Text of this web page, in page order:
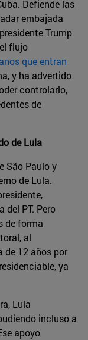
Defiende las
embajada
Trump
flujo
que entran
y ha advertido
controlarlo,
de
de Lula
São Paulo y
de Lula.
del PT. Pero
de forma
al
de 12 años por
ya
Lula
incluso a
apoyo